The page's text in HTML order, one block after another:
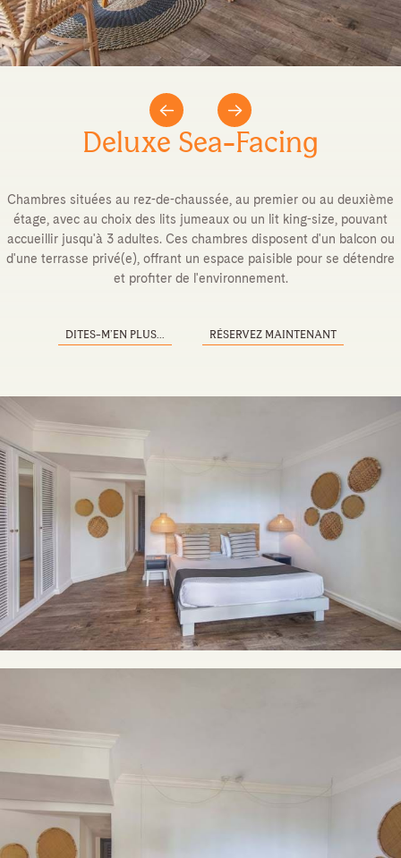
Deluxe Sea-Facing
Chambres situées au rez-de-chaussée, au premier ou au deuxième
étage, avec au choix des lits jumeaux ou un lit king-size, pouvant
accueillir jusqu'à 3 adultes. Ces chambres disposent d'un balcon ou
d'une terrasse privé(e), offrant un espace paisible pour se détendre
et profiter de l'environnement.
DITES-M’EN PLUS... RÉSERVEZ MAINTENANT